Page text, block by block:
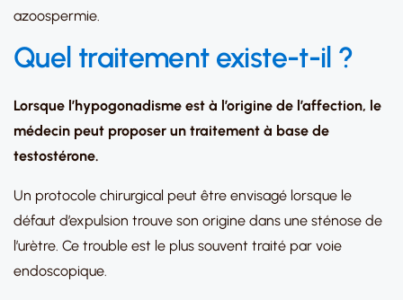
azoospermie.
Quel traitement existe-t-il ?
Lorsque l’hypogonadisme est à l’origine de l’affection, le
médecin peut proposer un traitement à base de
testostérone.
Un protocole chirurgical peut être envisagé lorsque le
défaut d’expulsion trouve son origine dans une sténose de
l’urètre. Ce trouble est le plus souvent traité par voie
endoscopique.